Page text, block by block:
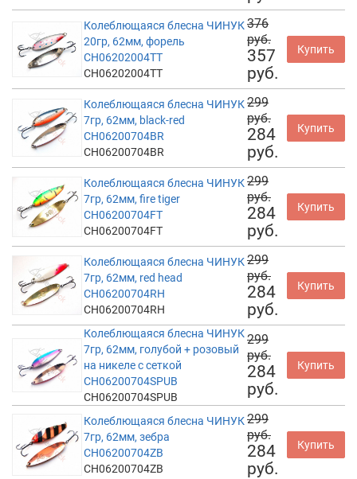
Колеблющаяся блесна ЧИНУК
20гр, 62мм, форель
CH06202004TT
CH06202004TT
376
руб.
357
руб.
Купить
Колеблющаяся блесна ЧИНУК
7гр, 62мм, black-red
CH06200704BR
CH06200704BR
299
руб.
284
руб.
Купить
Колеблющаяся блесна ЧИНУК
7гр, 62мм, fire tiger
CH06200704FT
CH06200704FT
299
руб.
284
руб.
Купить
Колеблющаяся блесна ЧИНУК
7гр, 62мм, red head
CH06200704RH
CH06200704RH
299
руб.
284
руб.
Купить
Колеблющаяся блесна ЧИНУК
7гр, 62мм, голубой + розовый
на никеле с сеткой
CH06200704SPUB
CH06200704SPUB
299
руб.
284
руб.
Купить
Колеблющаяся блесна ЧИНУК
7гр, 62мм, зебра
CH06200704ZB
CH06200704ZB
299
руб.
284
руб.
Купить